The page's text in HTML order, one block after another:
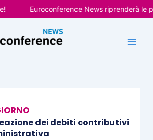
Euroconference News riprenderà le
dei debiti contributivi